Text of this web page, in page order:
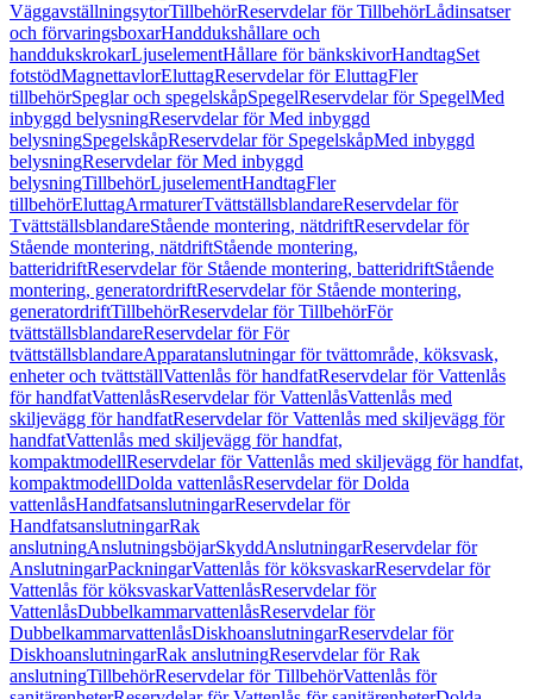
VäggavställningsytorTillbehörReservdelar för TillbehörLådinsatser
och förvaringsboxarHanddukshållare och
handdukskrokarLjuselementHållare för bänkskivorHandtagSet
fotstödMagnettavlorEluttagReservdelar för EluttagFler
tillbehörSpeglar och spegelskåpSpegelReservdelar för SpegelMed
inbyggd belysningReservdelar för Med inbyggd
belysningSpegelskåpReservdelar för SpegelskåpMed inbyggd
belysningReservdelar för Med inbyggd
belysningTillbehörLjuselementHandtagFler
tillbehörEluttagArmaturerTvättställsblandareReservdelar för
TvättställsblandareStående montering, nätdriftReservdelar för
Stående montering, nätdriftStående montering,
batteridriftReservdelar för Stående montering, batteridriftStående
montering, generatordriftReservdelar för Stående montering,
generatordriftTillbehörReservdelar för TillbehörFör
tvättställsblandareReservdelar för För
tvättställsblandareApparatanslutningar för tvättområde, köksvask,
enheter och tvättställVattenlås för handfatReservdelar för Vattenlås
för handfatVattenlåsReservdelar för VattenlåsVattenlås med
skiljevägg för handfatReservdelar för Vattenlås med skiljevägg för
handfatVattenlås med skiljevägg för handfat,
kompaktmodellReservdelar för Vattenlås med skiljevägg för handfat,
kompaktmodellDolda vattenlåsReservdelar för Dolda
vattenlåsHandfatsanslutningarReservdelar för
HandfatsanslutningarRak
anslutningAnslutningsböjarSkyddAnslutningarReservdelar för
AnslutningarPackningarVattenlås för köksvaskarReservdelar för
Vattenlås för köksvaskarVattenlåsReservdelar för
VattenlåsDubbelkammarvattenlåsReservdelar för
DubbelkammarvattenlåsDiskhoanslutningarReservdelar för
DiskhoanslutningarRak anslutningReservdelar för Rak
anslutningTillbehörReservdelar för TillbehörVattenlås för